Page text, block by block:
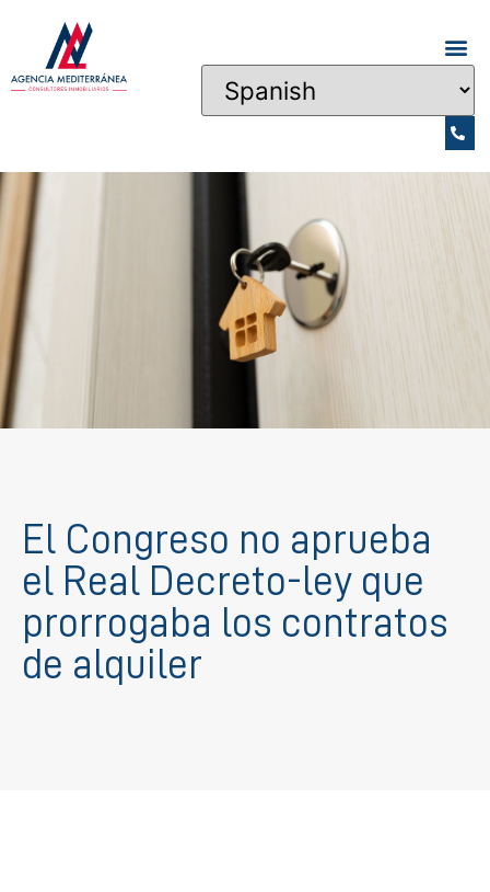
El Congreso no aprueba
el Real Decreto-ley que
prorrogaba los contratos
de alquiler